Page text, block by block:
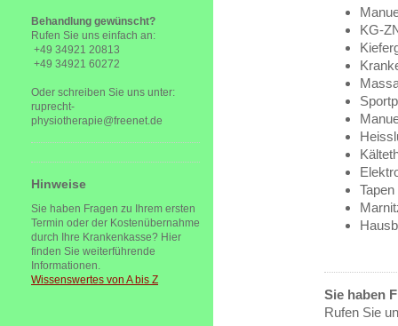
KG-
Tapen
Sie haben
Rufen Sie
Behandlung gewünscht?
Rufen Sie uns einfach an:
+49 34921 20813
+49 34921 60272
Oder schreiben Sie uns unter:
ruprecht-
physiotherapie@freenet.de
Hinweise
Sie haben Fragen zu Ihrem ersten
Termin oder der Kostenübernahme
durch Ihre Krankenkasse? Hier
finden Sie weiterführende
Informationen.
Wissenswertes von A bis Z